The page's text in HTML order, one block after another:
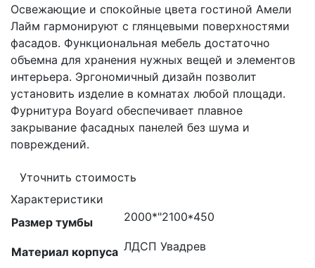
Освежающие и спокойные цвета гостиной Амели
Лайм гармонируют с глянцевыми поверхностями
фасадов. Функциональная мебель достаточно
объемна для хранения нужных вещей и элементов
интерьера. Эргономичный дизайн позволит
установить изделие в комнатах любой площади.
Фурнитура Boyard обеспечивает плавное
закрывание фасадных панелей без шума и
повреждений.
Уточнить стоимость
Характеристики
Размер тумбы
2000*"2100*450
Материал корпуса ЛДСП Увадрев